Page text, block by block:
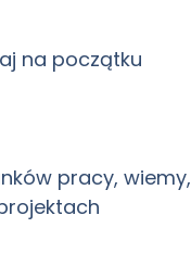
na początku
pracy, wiemy,